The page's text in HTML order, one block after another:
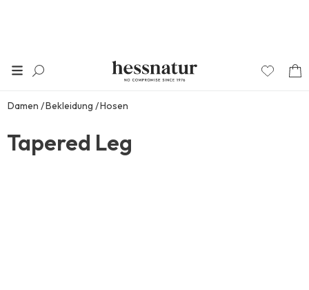
Damen Bekleidung Hosen
Tapered Leg